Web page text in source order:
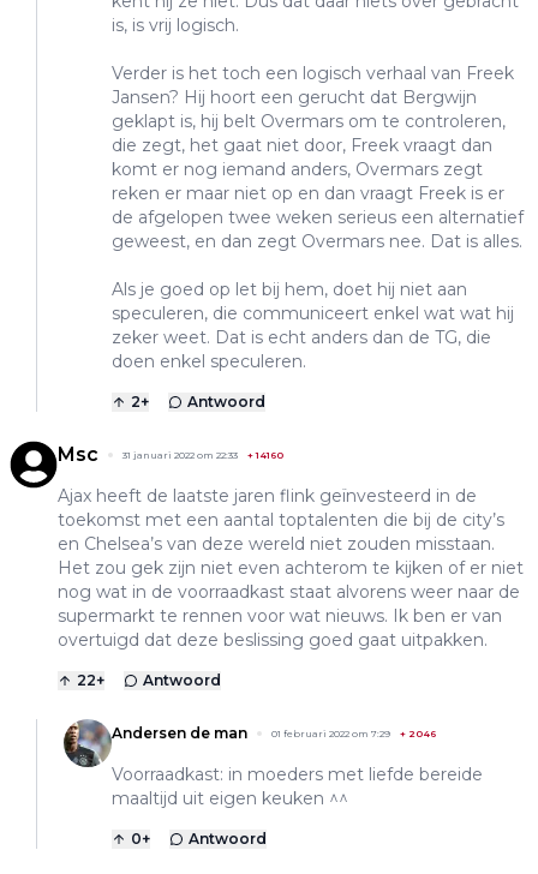
is, is vrij logisch.
Verder is het toch een logisch verhaal van Freek
Jansen? Hij hoort een gerucht dat Bergwijn
geklapt is, hij belt Overmars om te controleren,
die zegt, het gaat niet door, Freek vraagt dan
komt er nog iemand anders, Overmars zegt
reken er maar niet op en dan vraagt Freek is er
de afgelopen twee weken serieus een alternatief
geweest, en dan zegt Overmars nee. Dat is alles.
Als je goed op let bij hem, doet hij niet aan
speculeren, die communiceert enkel wat wat hij
zeker weet. Dat is echt anders dan de TG, die
doen enkel speculeren.
2+ Antwoord
Msc 31 januari 2022 om 22:33 +14160
Ajax heeft de laatste jaren flink geïnvesteerd in de
toekomst met een aantal toptalenten die bij de city’s
en Chelsea’s van deze wereld niet zouden misstaan.
Het zou gek zijn niet even achterom te kijken of er niet
nog wat in de voorraadkast staat alvorens weer naar de
supermarkt te rennen voor wat nieuws. Ik ben er van
overtuigd dat deze beslissing goed gaat uitpakken.
22+ Antwoord
Andersen de man 01 februari 2022 om 7:29 + 2046
Voorraadkast: in moeders met liefde bereide
maaltijd uit eigen keuken ^^
0+ Antwoord